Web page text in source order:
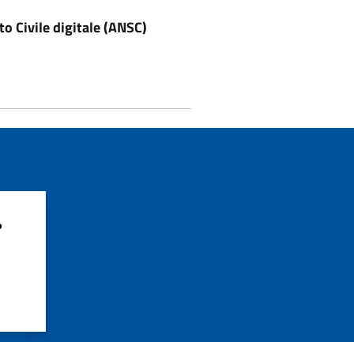
Civile digitale (ANSC)